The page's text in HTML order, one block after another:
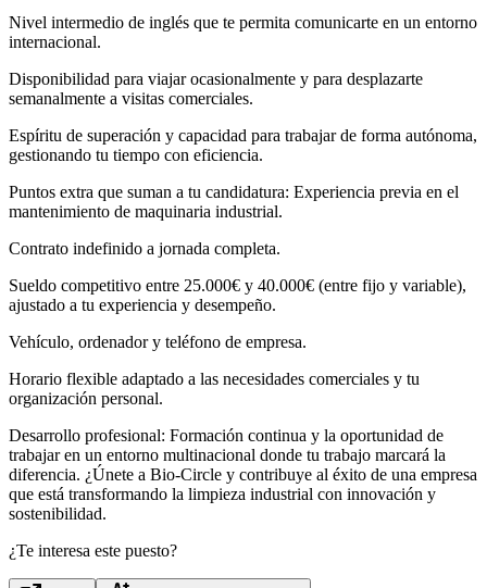
Nivel intermedio de inglés que te permita comunicarte en un entorno
internacional.
Disponibilidad para viajar ocasionalmente y para desplazarte
semanalmente a visitas comerciales.
Espíritu de superación y capacidad para trabajar de forma autónoma,
gestionando tu tiempo con eficiencia.
Puntos extra que suman a tu candidatura: Experiencia previa en el
mantenimiento de maquinaria industrial.
Contrato indefinido a jornada completa.
Sueldo competitivo entre 25.000€ y 40.000€ (entre fijo y variable),
ajustado a tu experiencia y desempeño.
Vehículo, ordenador y teléfono de empresa.
Horario flexible adaptado a las necesidades comerciales y tu
organización personal.
Desarrollo profesional: Formación continua y la oportunidad de
trabajar en un entorno multinacional donde tu trabajo marcará la
diferencia. ¿Únete a Bio-Circle y contribuye al éxito de una empresa
que está transformando la limpieza industrial con innovación y
sostenibilidad.
¿Te interesa este puesto?